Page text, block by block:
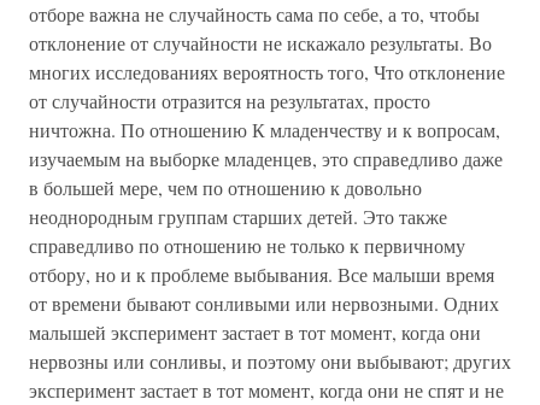
отборе важна не случайность сама по себе, а то, чтобы
отклонение от случайности не искажало результаты. Во
многих исследованиях вероятность того, Что отклонение
от случайности отразится на результатах, просто
ничтожна. По отношению К младенчеству и к вопросам,
изучаемым на выборке младенцев, это справедливо даже
в большей мере, чем по отношению к довольно
неоднородным группам старших детей. Это также
справедливо по отношению не только к первичному
отбору, но и к проблеме выбывания. Все малыши время
от времени бывают сонливыми или нервозными. Одних
малышей эксперимент застает в тот момент, когда они
нервозны или сонливы, и поэтому они выбывают; других
эксперимент застает в тот момент, когда они не спят и не